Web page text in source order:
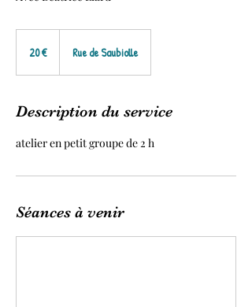
20 € Rue de Saubiolle
Description du service
atelier en petit groupe de 2 h
Séances à venir